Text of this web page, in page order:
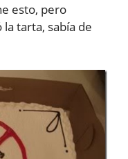
esto, pero
tarta, sabía de